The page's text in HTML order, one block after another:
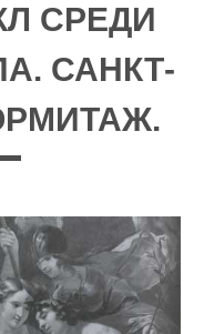
СРЕДИ
САНКТ-